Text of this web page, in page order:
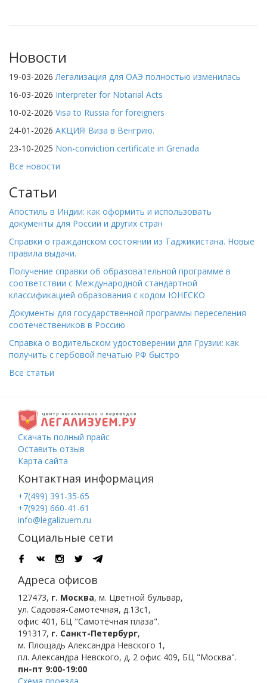
Новости
19-03-2026 Легализация для ОАЭ полностью изменилась
16-03-2026 Interpreter for Notarial Acts
10-02-2026 Visa to Russia for foreigners
24-01-2026 АКЦИЯ! Виза в Венгрию.
23-10-2025 Non-conviction certificate in Grenada
Все новости
Статьи
Апостиль в Индии: как оформить и использовать
документы для России и других стран
Справки о гражданском состоянии из Таджикистана. Новые
правила выдачи.
Получение справки об образовательной программе в
соответствии с Международной стандартной
классификацией образования с кодом ЮНЕСКО
Документы для государственной программы переселения
соотечествеников в Россию
Справка о водительском удостоверении для Грузии: как
получить с гербовой печатью РФ быстро
Все статьи
Скачать полный прайс
Оставить отзыв
Карта сайта
Контактная информация
+7(499) 391-35-65
+7(929) 660-41-61
info@legalizuem.ru
Социальные сети
Адреса офисов
127473, г. Москва, м. Цветной бульвар,
ул. Садовая-Самотёчная, д.13с1,
офис 401, БЦ "Самотёчная плаза".
191317, г. Санкт-Петербург,
м. Площадь Александра Невского 1 ,
пл. Александра Невского, д. 2 офис 409, БЦ "Москва".
пн-пт 9:00-19:00
Схема проезда